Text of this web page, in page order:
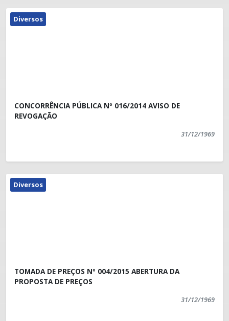
Diversos
CONCORRÊNCIA PÚBLICA Nº 016/2014 AVISO DE
REVOGAÇÃO
31/12/1969
Diversos
TOMADA DE PREÇOS Nº 004/2015 ABERTURA DA
PROPOSTA DE PREÇOS
31/12/1969